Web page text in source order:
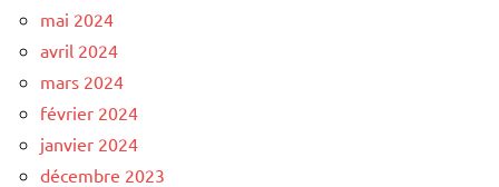
mai 2024
avril 2024
mars 2024
février 2024
janvier 2024
décembre 2023